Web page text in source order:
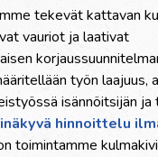
tekevät kattavan
vauriot ja laativat
työn laajuus,
isännöitsijän ja
hinnoittelu
toimintamme